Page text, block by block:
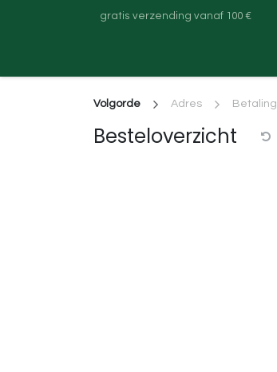
Overslaan naar inhoudgratis verzending vanaf 100 €
Volgorde Adres Betaling
Besteloverzicht